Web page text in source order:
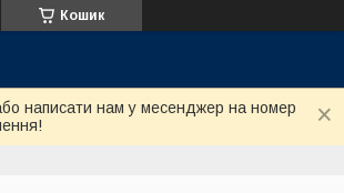
Кошик
написати нам у месенджер на номер